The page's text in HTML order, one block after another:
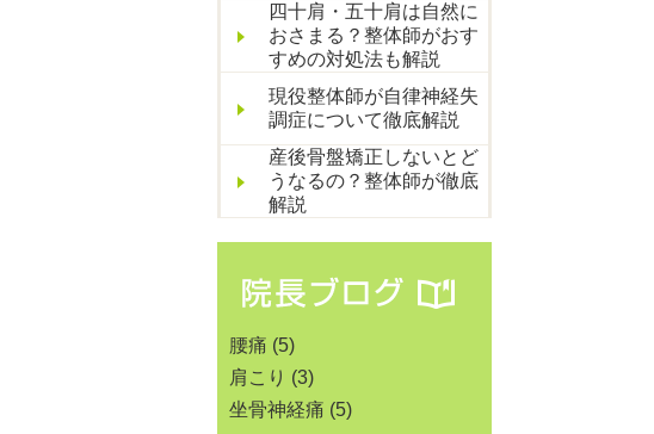
四十肩・五十肩は自然に
おさまる？整体師がおす
すめの対処法も解説
現役整体師が自律神経失
調症について徹底解説
産後骨盤矯正しないとど
うなるの？整体師が徹底
解説
腰痛 (5)
肩こり (3)
坐骨神経痛 (5)